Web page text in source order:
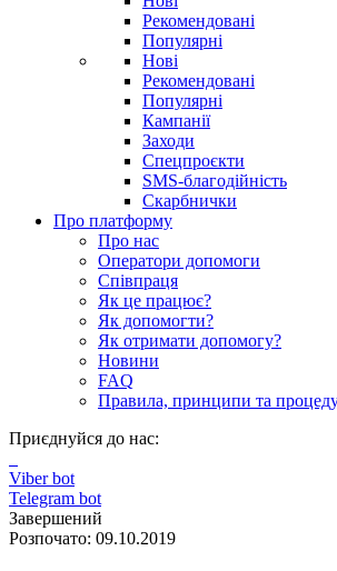
Рекомендовані
Популярні
Нові
Рекомендовані
Популярні
Кампанії
Заходи
Спецпроєкти
SMS-благодійність
Скарбнички
Про платформу
Про нас
Оператори допомоги
Співпраця
Як це працює?
Як допомогти?
Як отримати допомогу?
Новини
FAQ
Правила, принципи та
Приєднуйся до нас:
Viber bot
Telegram bot
Завершений
Розпочато: 09.10.2019